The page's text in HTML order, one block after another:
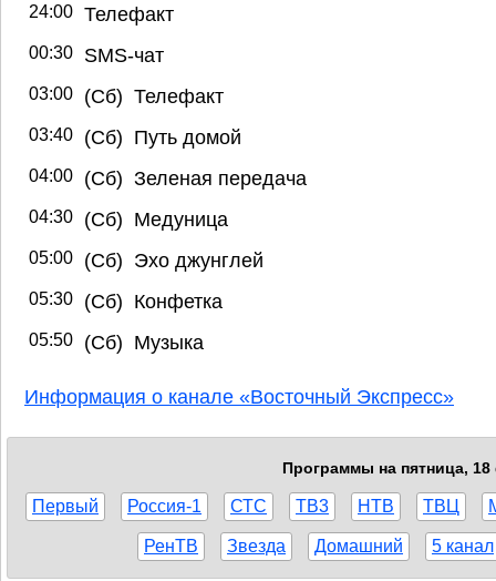
24:00 Телефакт
00:30 SMS-чат
03:00 (Сб) Телефакт
03:40 (Сб) Путь домой
04:00 (Сб) Зеленая передача
04:30 (Сб) Медуница
05:00 (Сб) Эхо джунглей
05:30 (Сб) Конфетка
05:50 (Сб) Музыка
Информация о канале «Восточный Экспресс»
Программы на пятница, 18
Первый Россия-1 СТС ТВ3 НТВ ТВЦ
РенТВ Звезда Домашний 5 канал